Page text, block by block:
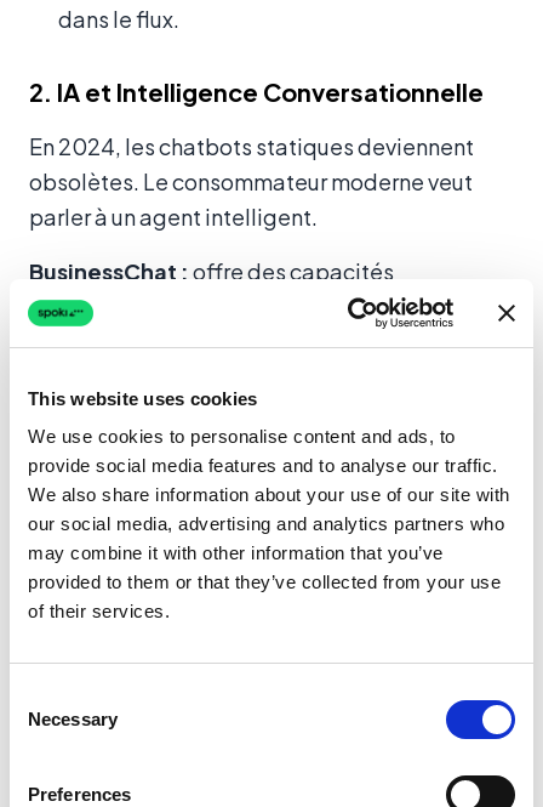
This website uses cookies
We use cookies to personalise content and ads, to
provide social media features and to analyse our traffic.
We also share information about your use of our site with
our social media, advertising and analytics partners who
may combine it with other information that you’ve
provided to them or that they’ve collected from your use
of their services.
Selection
Necessary
Preferences
dans le flux.
2. IA et Intelligence Conversationnelle
En 2024, les chatbots statiques deviennent
obsolètes. Le consommateur moderne veut
parler à un agent intelligent.
BusinessChat : offre des capacités
d’automatisation, mais l’intégration d’une IA
avancée nécessite souvent des connexions
supérieur.
Spoki :Spoki a intégré OpenAI (ChatGPT)
directement dans son infrastructure centrale.
Cela permet aux entreprises de créer des
agents “Spoki AI” capables de gérer des
questions ouvertes, de qualifier des prospects
nécessaire. Cette approche hybride — IA pour
la qualification, humains pour la clôture — est
essentielle pour faire évoluer les équipes de